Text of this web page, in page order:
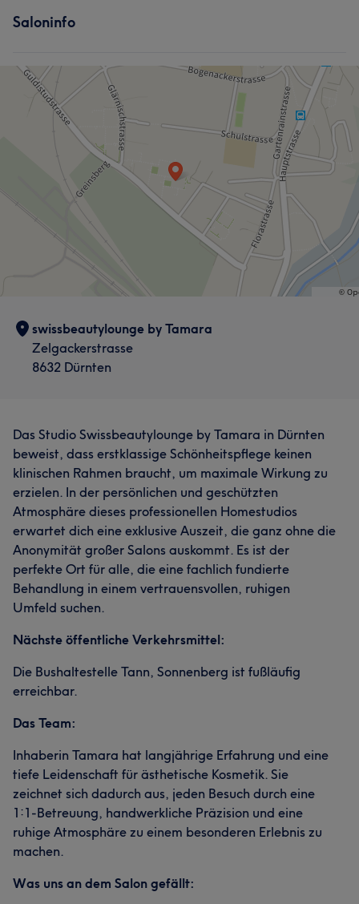
Saloninfo
swissbeautylounge by Tamara
Zelgackerstrasse
8632 Dürnten
Das Studio Swissbeautylounge by Tamara in Dürnten
beweist, dass erstklassige Schönheitspflege keinen
klinischen Rahmen braucht, um maximale Wirkung zu
erzielen. In der persönlichen und geschützten
Atmosphäre dieses professionellen Homestudios
erwartet dich eine exklusive Auszeit, die ganz ohne die
Anonymität großer Salons auskommt. Es ist der
perfekte Ort für alle, die eine fachlich fundierte
Behandlung in einem vertrauensvollen, ruhigen
Umfeld suchen.
Nächste öffentliche Verkehrsmittel:
Die Bushaltestelle Tann, Sonnenberg ist fußläufig
erreichbar.
Das Team:
Inhaberin Tamara hat langjährige Erfahrung und eine
tiefe Leidenschaft für ästhetische Kosmetik. Sie
zeichnet sich dadurch aus, jeden Besuch durch eine
1:1-Betreuung, handwerkliche Präzision und eine
ruhige Atmosphäre zu einem besonderen Erlebnis zu
machen.
Was uns an dem Salon gefällt: